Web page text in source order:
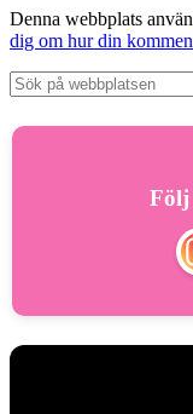
Denna webbplats
dig om hur din
Följ